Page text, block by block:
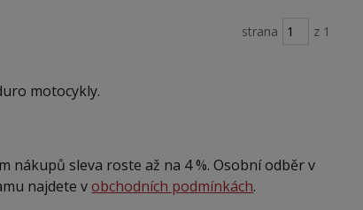
strana z 1
motocykly.
nákupů sleva roste až na 4 %. Osobní odběr v
najdete vobchodních podmínkách.